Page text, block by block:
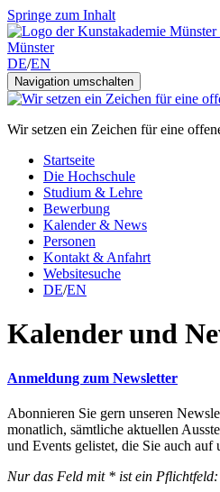
Springe zum Inhalt
DE/EN
Navigation umschalten
Wir setzen ein Zeichen für eine
Startseite
Die Hochschule
Studium & Lehre
Bewerbung
Kalender & News
Personen
Kontakt & Anfahrt
Websitesuche
DE/EN
Kalender und
Anmeldung zum Newsletter
Abonnieren Sie gern unseren
monatlich, sämtliche aktuellen
und Events gelistet, die Sie auch auf
Nur das Feld mit * ist ein Pflichtfeld: